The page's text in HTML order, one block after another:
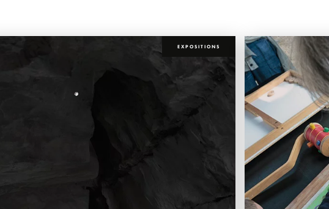
EXPOSITIONS